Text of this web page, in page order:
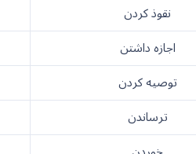
نقوذ کردن
اجازه داشتن
توصیه کردن
ترساندن